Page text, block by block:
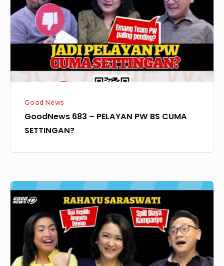
PW
BS
CUMA
SETTINGAN?
Good News
GoodNews 683 – PELAYAN PW BS CUMA
SETTINGAN?
GoodNews
682
INDONESIA
PUNYA
PRESIDEN
BARU